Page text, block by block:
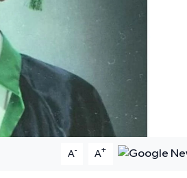
A- A+